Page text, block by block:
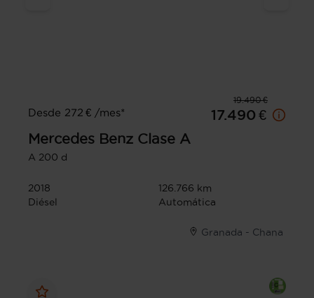
19.490 €
Desde 272 € /mes*
17.490 €
Mercedes Benz Clase A
A 200 d
2018
126.766 km
Diésel
Automática
Granada - Chana